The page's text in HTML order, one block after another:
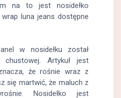
na to jest nosidełko
luna jeans dostępne
w nosidełku został
Artykuł jest
że rośnie wraz z
się martwić, że maluch z
Nosidełko jest